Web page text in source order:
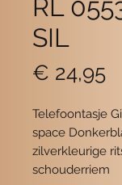
RL
SIL
€ 24,95
Telefoontasje
space
zilverkleurige
schouderriem